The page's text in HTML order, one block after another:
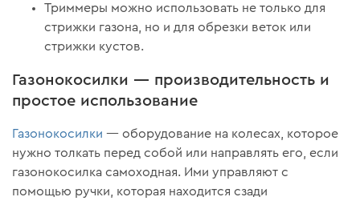
Триммеры можно использовать не только для
стрижки газона, но и для обрезки веток или
стрижки кустов.
Газонокосилки — производительность и
простое использование
Газонокосилки — оборудование на колесах, которое
нужно толкать перед собой или направлять его, если
газонокосилка самоходная. Ими управляют с
помощью ручки, которая находится сзади